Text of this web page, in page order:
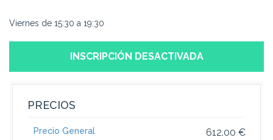
Viernes de 15:30 a 19:30
INSCRIPCIÓN DESACTIVADA
PRECIOS
612.00 €
Precio General